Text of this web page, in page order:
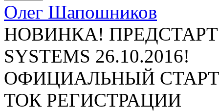
Олег Шапошников
НОВИНКА! ПРЕДСТАРТ
SYSTEMS 26.10.2016!
ОФИЦИАЛЬНЫЙ СТАРТ
ТОК РЕГИСТРАЦИИ